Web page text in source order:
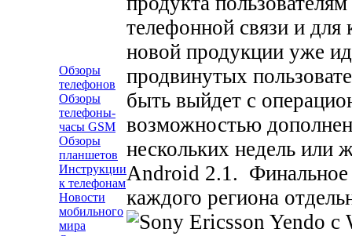
Обзоры
телефонов
Обзоры
телефоны-
часы GSM
Обзоры
планшетов
Инструкции
к телефонам
Новости
мобильного
мира
телефонной связи и для
новой продукции уже
продвинутых
быть выйдет с
возможностью
нескольких недель или
Android 2.1. Финальное
каждого региона